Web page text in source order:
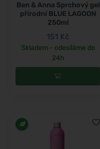
Ben & Anna Sprchový gel
přírodní BLUE LAGOON
250ml
151 Kč
Skladem - odesíláme do
24h